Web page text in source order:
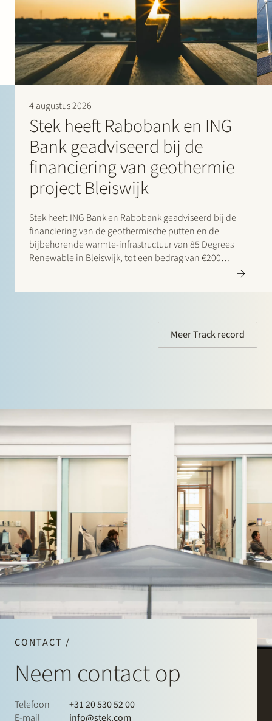
4 augustus 2026
Stek heeft Rabobank en ING
Bank geadviseerd bij de
financiering van geothermie
project Bleiswijk
Stek heeft ING Bank en Rabobank geadviseerd bij de
financiering van de geothermische putten en de
bijbehorende warmte-infrastructuur van 85 Degrees
Renewable in Bleiswijk, tot een bedrag van €200
Meer Track record
CONTACT /
Neem contact op
Telefoon
+31 20 530 52 00
E-mail
info@stek.com